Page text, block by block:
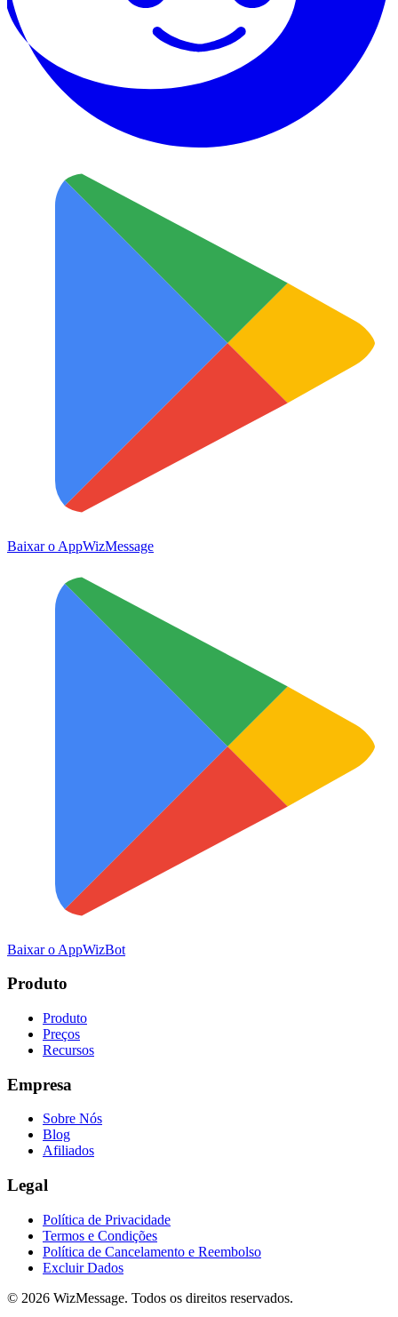
Baixar o AppWizMessage
Baixar o AppWizBot
Produto
Produto
Preços
Recursos
Empresa
Sobre Nós
Blog
Afiliados
Legal
Política de Privacidade
Termos e Condições
Política de Cancelamento e Reembolso
Excluir Dados
© 2026 WizMessage. Todos os direitos reservados.